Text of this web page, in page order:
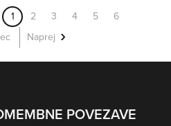
1 2 3 4 5
6
Naprej
POVEZAVE